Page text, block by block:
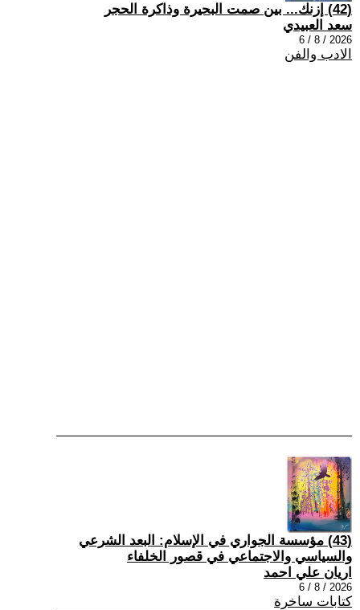
(42) إزنك... بين صمت البحيرة وذاكرة الحجر
سعد العبيدي
2026 / 8 / 6
الادب والفن
(43) مؤسسة الجواري في الإسلام: البعد الشرعي
والسياسي والاجتماعي في قصور الخلفاء
اريان علي احمد
2026 / 8 / 6
كتابات ساخرة